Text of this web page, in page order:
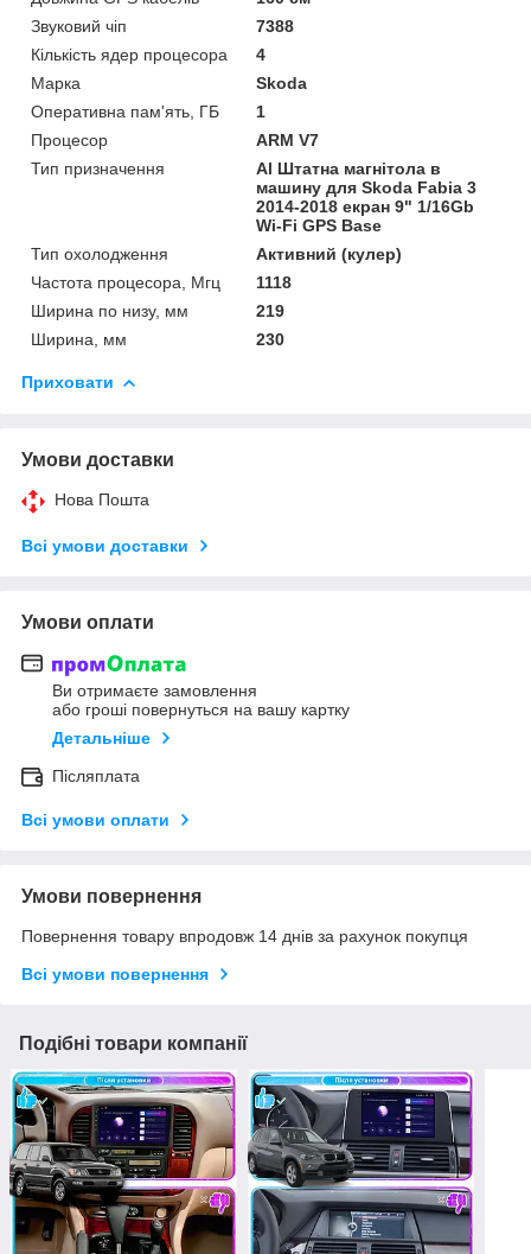
Звуковий чіп
7388
Кількість ядер процесора
4
Марка
Skoda
Оперативна пам'ять, ГБ
1
Процесор
ARM V7
Тип призначення
Al Штатна магнітола в
машину для Skoda Fabia 3
2014-2018 екран 9" 1/16Gb
Wi-Fi GPS Base
Тип охолодження
Активний (кулер)
Частота процесора, Мгц
1118
Ширина по низу, мм
219
Ширина, мм
230
Приховати
Умови доставки
Нова Пошта
Всі умови доставки
Умови оплати
Ви отримаєте замовлення
або гроші повернуться на вашу картку
Детальніше
Післяплата
Всі умови оплати
Умови повернення
Повернення товару впродовж 14 днів за рахунок покупця
Всі умови повернення
Подібні товари компанії